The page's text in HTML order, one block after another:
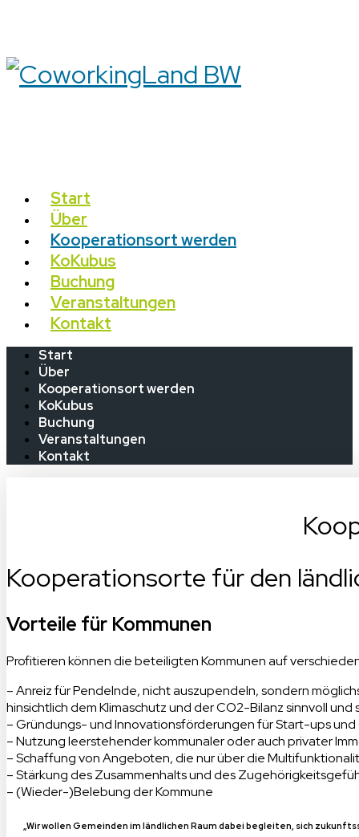
Start
Über
Kooperationsort werden
KoKubus
Buchung
Veranstaltungen
Kontakt
Start
Über
Kooperationsort werden
KoKubus
Buchung
Veranstaltungen
Kontakt
Kooperationsorte für den
Vorteile für Kommunen
Profitieren können die beteiligten Kommunen auf
– Anreiz für Pendelnde, nicht auszupendeln, sondern
hinsichtlich dem Klimaschutz und der CO2-Bilanz sinnvoll
– Gründungs- und Innovationsförderungen für Start-ups
– Nutzung leerstehender kommunaler oder auch privater
– Schaffung von Angeboten, die nur über die
– Stärkung des Zusammenhalts und des
– (Wieder-)Belebung der Kommune
„Wir wollen Gemeinden im ländlichen Raum dabei begleiten, sich